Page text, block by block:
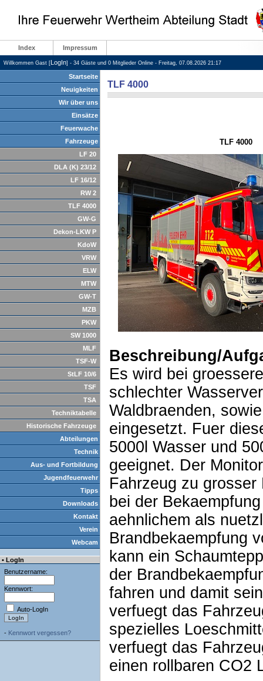
Index Impressum
Willkommen Gast [LogIn] - 34 Gäste und 0 Mitglieder Online - Freitag, 07.08.2026 21:17
Startseite
Neuigkeiten
Wir über uns
Einsätze
Feuerwache
Fahrzeuge
LF 20
DLA (K) 23/12
LF 16/12
RW 2
TLF 4000
GW-G
Dekon-LKW P
KdoW
VRW
ELW
MTW
GW-T
MZB
PKW
SW 1000
MLF
TSF-W
StLF 10/6
TSF
TSA
Techniktabelle
Historische Fahrzeuge
Abteilungen
Technik
Aus- und Fortbildung
Jugendfeuerwehr
Tipps
Downloads
Kontakt
Verein
Webcam
• LogIn
Benutzername:
Kennwort:
Auto-LogIn
- Kennwort vergessen?
TLF 4000
TLF 4000
Beschreibung/
Es wird bei
schlechter
Waldbraenden,
eingesetzt. Fuer
5000l Wasser und
geeignet. Der
Fahrzeug zu
bei der
aehnlichem als
Brandbekaempfung
kann ein
der
fahren und damit
verfuegt das
spezielles
verfuegt das
einen rollbaren CO2